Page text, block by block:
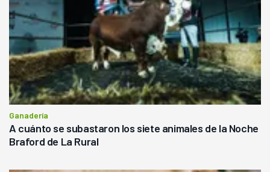
Ganadería
A cuánto se subastaron los siete animales de la Noche
Braford de La Rural